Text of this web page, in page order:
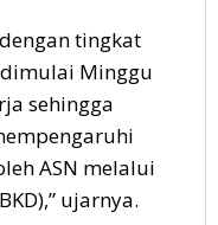
tingkat
Minggu
sehingga
ASN melalui
ujarnya.